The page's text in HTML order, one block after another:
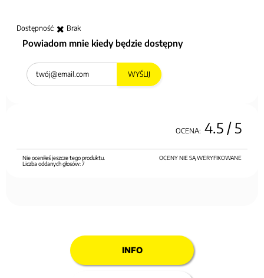
Dostępność: Brak
Powiadom mnie kiedy będzie dostępny
WYŚLIJ
OCENA: 4.5 / 5
OCENY NIE SĄ WERYFIKOWANE
Nie oceniłeś jeszcze tego produktu.
Liczba oddanych głosów:7
INFO